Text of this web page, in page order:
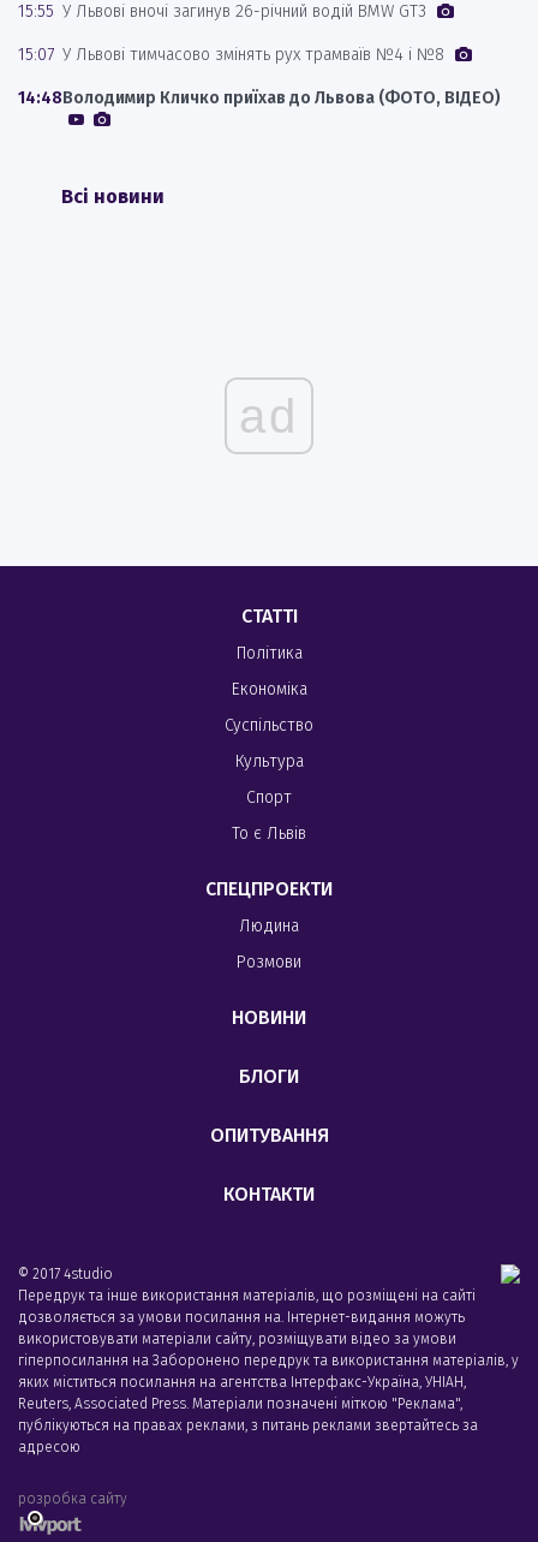
15:55 У Львові вночі загинув 26-річний водій BMW GT3
15:07 У Львові тимчасово змінять рух трамваїв №4 і №8
14:48Володимир Кличко приїхав до Львова (ФОТО, ВІДЕО)
Всі новини
ad
СТАТТІ
Політика
Економіка
Суспільство
Культура
Спорт
То є Львів
СПЕЦПРОЕКТИ
Людина
Розмови
НОВИНИ
БЛОГИ
ОПИТУВАННЯ
КОНТАКТИ
© 2017 4studio
Передрук та інше використання матеріалів, що розміщені на сайті
дозволяється за умови посилання на. Інтернет-видання можуть
використовувати матеріали сайту, розміщувати відео за умови
гіперпосилання на Заборонено передрук та використання матеріалів, у
яких міститься посилання на агентства Iнтерфакс-Україна, УНIАН,
Reuters, Associated Press. Матеріали позначені міткою "Реклама",
публікуються на правах реклами, з питань реклами звертайтесь за
адресою
розробка сайту